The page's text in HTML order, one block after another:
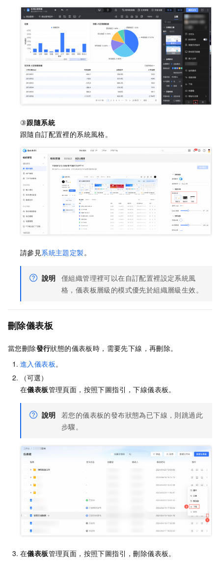
③跟隨系統
跟隨自訂配置裡的系統風格。
請參見系統主題定製 。
說明 僅組織管理裡可以在自訂配置裡設定系統風
格，儀表板層級的模式優先於組織層級生效。
刪除儀表板
當您刪除發行狀態的儀表板時，需要先下線，再刪除。
進入儀表板 。
（可選）
在儀表板管理頁面，按照下圖指引，下線儀表板。
說明 若您的儀表板的發布狀態為已下線，則跳過此
步驟。
在儀表板管理頁面，按照下圖指引，刪除儀表板。